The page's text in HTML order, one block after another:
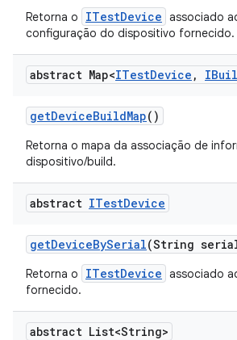
Retorna o ITestDevice associado
configuração do dispositivo fornecido.
abstract Map<ITestDevice ,
getDeviceBuildMap()
Retorna o mapa da associação de
dispositivo/build.
abstract ITestDevice
getDeviceBySerial(String
Retorna o ITestDevice associado
fornecido.
abstract List<String>